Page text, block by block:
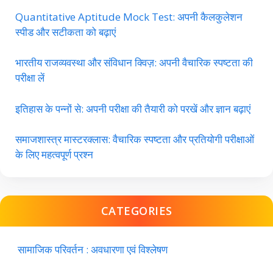
Quantitative Aptitude Mock Test: अपनी कैलकुलेशन
स्पीड और सटीकता को बढ़ाएं
भारतीय राजव्यवस्था और संविधान क्विज़: अपनी वैचारिक स्पष्टता की
परीक्षा लें
इतिहास के पन्नों से: अपनी परीक्षा की तैयारी को परखें और ज्ञान बढ़ाएं
समाजशास्त्र मास्टरक्लास: वैचारिक स्पष्टता और प्रतियोगी परीक्षाओं
के लिए महत्वपूर्ण प्रश्न
CATEGORIES
सामाजिक परिवर्तन : अवधारणा एवं विश्लेषण